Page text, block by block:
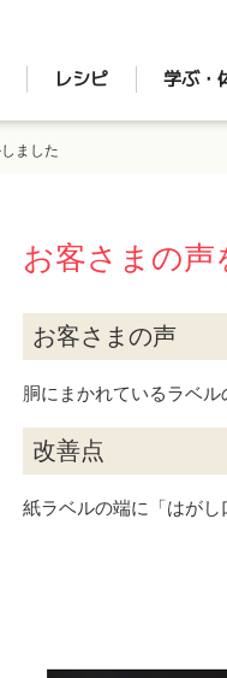
レシピ 学ぶ・
ました
お客さまの声
お客さまの声
胴にまかれているラベル
改善点
紙ラベルの端に「はが